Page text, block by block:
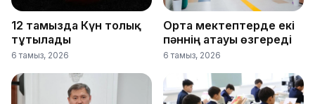
12 тамызда Күн толық
тұтылады
6 тамыз, 2026
Орта мектептерде екі
пәннің атауы өзгереді
6 тамыз, 2026